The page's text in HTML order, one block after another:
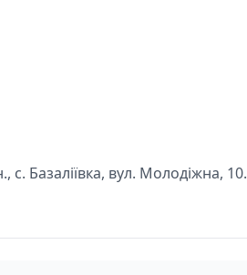
с. Базаліївка, вул. Молодіжна, 10.